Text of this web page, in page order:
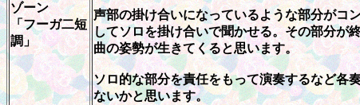
ゾーン
「フーガ二短
調」
声部の掛け合いになっているような部分がコ
してソロを掛け合いで聞かせる。その部分
曲の姿勢が生きてくると思います。
ソロ的な部分を責任をもって演奏するなど各
ないかと思います。